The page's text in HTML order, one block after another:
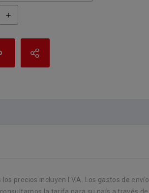
precios incluyen I.V.A. Los gastos de envío